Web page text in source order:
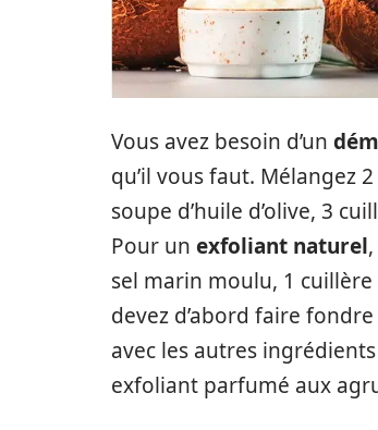
Vous avez besoin d’un
qu’il vous faut. Mélangez
soupe d’huile d’olive, 3
Pour un exfoliant naturel
sel marin moulu, 1
devez d’abord faire
avec les autres
exfoliant parfumé aux